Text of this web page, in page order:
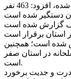
به گزارش آراز آذربايجان،سردار رحيم جهانبخش در نشست خبري با اصحاب رسانه که در سالن اجتماعات فرماندهي انتظامي استان برگزار شد، با بيان اينکه دامنه اعتياد در استان محدود شده، افزود: 463 نفر
دو ماه اول سال، نرخ وقوع سرقت در استان به ازاي 100 هزار نفر جمعيت، 97 سرقت گزارش شده است؛ همچنين
مسلحانه در استان صفر
است.
و جديت برخورد